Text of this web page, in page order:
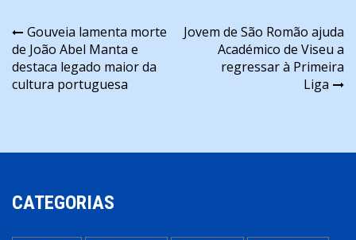
Navegação
de
artigos
Gouveia lamenta morte
de João Abel Manta e
destaca legado maior da
cultura portuguesa
Jovem de São Romão ajuda
Académico de Viseu a
regressar à Primeira
Liga
CATEGORIAS